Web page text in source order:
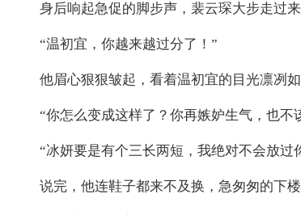
身后响起急促的脚步声，裴云琛大步走过
“温初宜，你越来越过分了！”
他眉心狠狠皱起，看着温初宜的目光凛冽如
“你怎么变成这样了？你再嫉妒生气，也不
“冰妍要是有个三长两短，我绝对不会放过
说完，他连鞋子都来不及换，急匆匆的下楼